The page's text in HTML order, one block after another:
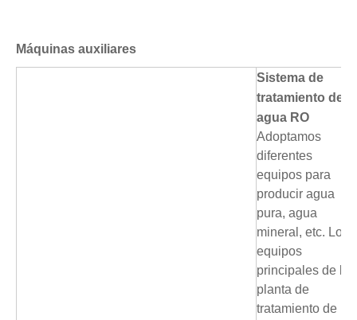
Máquinas auxiliares
Sistema de
tratamiento de
agua RO
Adoptamos
diferentes
equipos para
producir agua
pura, agua
mineral, etc. Los
equipos
principales de la
planta de
tratamiento de